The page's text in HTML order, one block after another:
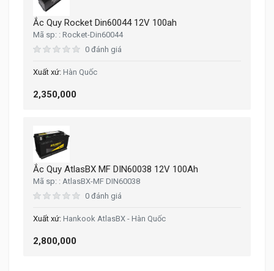
Ắc Quy Rocket Din60044 12V 100ah
Rocket-Din60044
0 đánh giá
Hàn Quốc
2,350,000
Ắc Quy AtlasBX MF DIN60038 12V 100Ah
AtlasBX-MF DIN60038
0 đánh giá
Hankook AtlasBX - Hàn Quốc
2,800,000